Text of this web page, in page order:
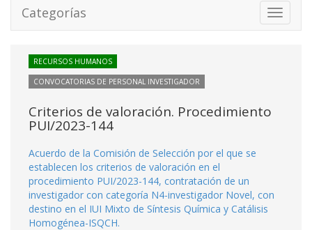
Toggle
Categorías
RECURSOS HUMANOS
CONVOCATORIAS DE PERSONAL INVESTIGADOR
Criterios de valoración. Procedimiento
PUI/2023-144
Acuerdo de la Comisión de Selección por el que se
establecen los criterios de valoración en el
procedimiento PUI/2023-144, contratación de un
investigador con categoría N4-investigador Novel, con
destino en el IUI Mixto de Síntesis Química y Catálisis
Homogénea-ISQCH.